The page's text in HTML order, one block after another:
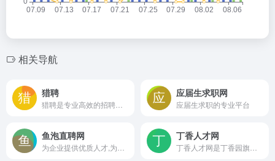
相关导航
猎聘 应届生求职网
应届生求职的专业平台
鱼泡直聘网 丁香人才网